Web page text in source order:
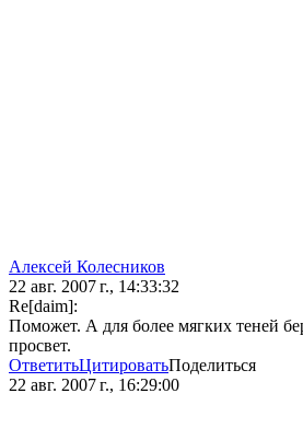
Алексей Колесников
22 авг. 2007 г., 14:33:32
Re[daim]:
Поможет. А для более мягких теней
просвет.
ОтветитьЦитироватьПоделиться
22 авг. 2007 г., 16:29:00